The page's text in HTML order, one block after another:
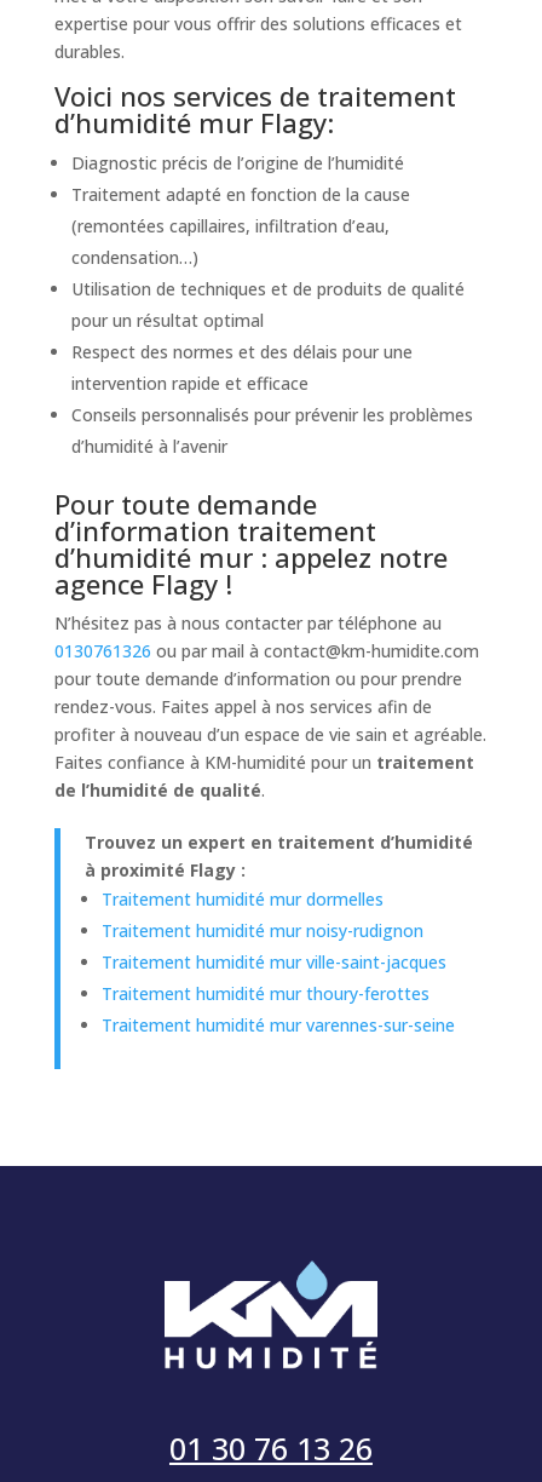
expertise pour vous offrir des solutions efficaces et
durables.
Voici nos services de traitement
d’humidité mur Flagy:
Diagnostic précis de l’origine de l’humidité
Traitement adapté en fonction de la cause
(remontées capillaires, infiltration d’eau,
condensation…)
Utilisation de techniques et de produits de qualité
pour un résultat optimal
Respect des normes et des délais pour une
intervention rapide et efficace
Conseils personnalisés pour prévenir les problèmes
d’humidité à l’avenir
Pour toute demande
d’information traitement
d’humidité mur : appelez notre
agence Flagy !
N’hésitez pas à nous contacter par téléphone au
0130761326 ou par mail à contact@km-humidite.com
pour toute demande d’information ou pour prendre
rendez-vous. Faites appel à nos services afin de
profiter à nouveau d’un espace de vie sain et agréable.
Faites confiance à KM-humidité pour un traitement
de l’humidité de qualité.
Trouvez un expert en traitement d’humidité
à proximité Flagy :
Traitement humidité mur dormelles
Traitement humidité mur noisy-rudignon
Traitement humidité mur ville-saint-jacques
Traitement humidité mur thoury-ferottes
Traitement humidité mur varennes-sur-seine
01 30 76 13 26